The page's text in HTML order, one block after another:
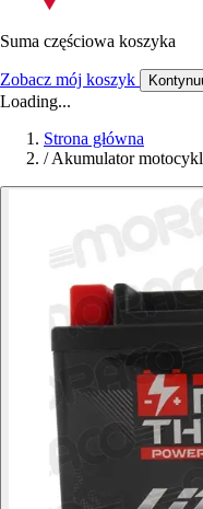
Suma częściowa koszyka
Zobacz mój koszyk
Loading...
Strona główna
/Akumulator